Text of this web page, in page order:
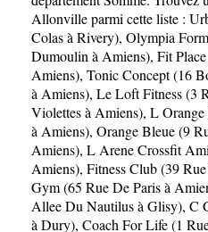
Allonville parmi cette liste :
Colas à Rivery), Olympia
Dumoulin à Amiens), Fit
Amiens), Tonic Concept (16
à Amiens), Le Loft Fitness (3
Violettes à Amiens), L Orange
à Amiens), Orange Bleue (9
Amiens), L Arene Crossfit
Amiens), Fitness Club (39
Gym (65 Rue De Paris à
Allee Du Nautilus à Glisy), C
à Dury), Coach For Life (1